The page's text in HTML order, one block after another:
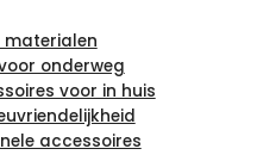
materialen
onderweg
voor in huis
accessoires